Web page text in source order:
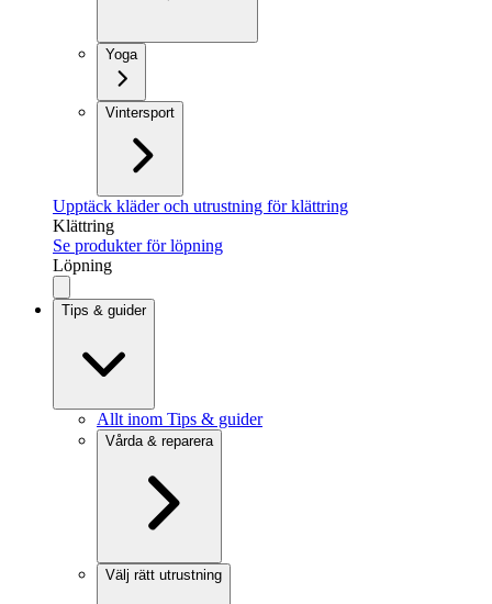
Yoga
Vintersport
Upptäck kläder och utrustning för klättring
Klättring
Se produkter för löpning
Löpning
Tips & guider
Allt inom Tips & guider
Vårda & reparera
Välj rätt utrustning